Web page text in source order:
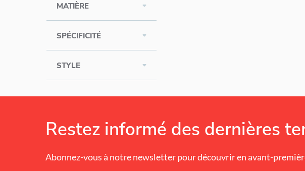
MATIÈRE
SPÉCIFICITÉ
STYLE
Restez informé des dernières
Abonnez-vous à notre newsletter pour découvrir en avant-